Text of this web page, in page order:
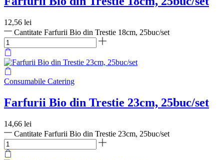
12,56 lei
Cantitate Farfurii Bio din Trestie 18cm, 25buc/set
Consumabile Catering
Farfurii Bio din Trestie 23cm, 25buc/set
14,66 lei
Cantitate Farfurii Bio din Trestie 23cm, 25buc/set